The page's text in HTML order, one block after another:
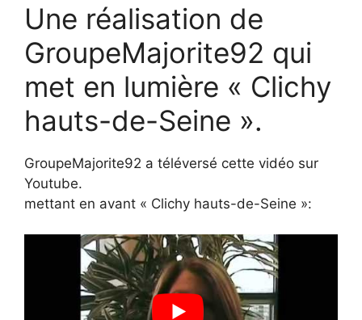
Une réalisation de
GroupeMajorite92 qui
met en lumière « Clichy
hauts-de-Seine ».
GroupeMajorite92 a téléversé cette vidéo sur
Youtube.
mettant en avant « Clichy hauts-de-Seine »: